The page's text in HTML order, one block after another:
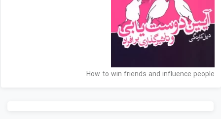
How to win friends and influence people